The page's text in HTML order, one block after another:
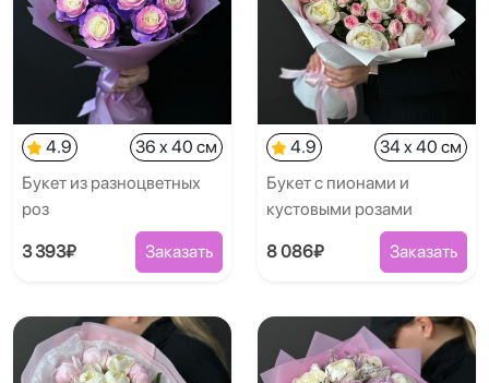
4.9
36 x 40 см
Букет из разноцветных
роз
3 393₽ Заказать
4.9
34 x 40 см
Букет с пионами и
кустовыми розами
8 086₽ Заказать